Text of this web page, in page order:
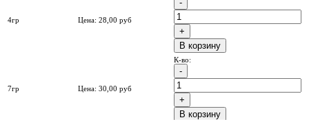
4гр Цена: 28,00 руб
B корзину
7гр Цена: 30,00 руб
К-во:
B корзину